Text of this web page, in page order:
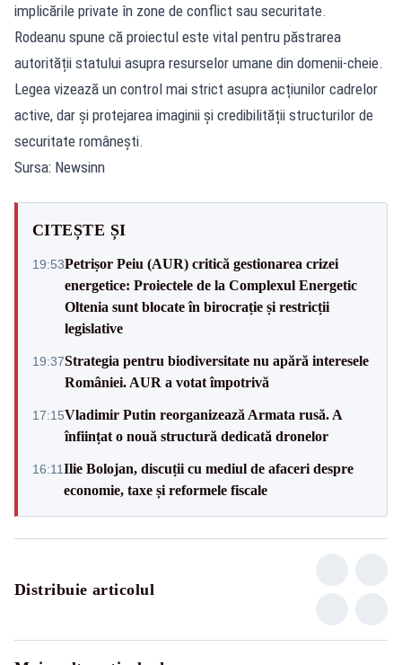
implicările private în zone de conflict sau securitate.
Rodeanu spune că proiectul este vital pentru păstrarea
autorității statului asupra resurselor umane din domenii-cheie.
Legea vizează un control mai strict asupra acțiunilor cadrelor
active, dar și protejarea imaginii și credibilității structurilor de
securitate românești.
Sursa: Newsinn
CITEȘTE ȘI
19:53Petrișor Peiu (AUR) critică gestionarea crizei
energetice: Proiectele de la Complexul Energetic
Oltenia sunt blocate în birocrație și restricții
legislative
19:37Strategia pentru biodiversitate nu apără interesele
României. AUR a votat împotrivă
17:15Vladimir Putin reorganizează Armata rusă. A
înființat o nouă structură dedicată dronelor
16:11Ilie Bolojan, discuții cu mediul de afaceri despre
economie, taxe și reformele fiscale
Distribuie articolul